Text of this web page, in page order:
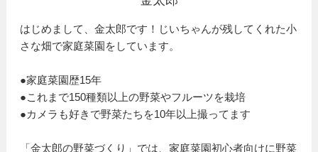
はじめまして、金太郎です！じいちゃんが残してくれた小
さな畑で家庭菜園をしています。
●家庭菜園歴15年
●これまで150種類以上の野菜やフルーツを栽培
●カメラも好きで野菜たちを10年以上撮ってます
「金太郎の野菜づくり」では、家庭菜園初心者向けに野菜